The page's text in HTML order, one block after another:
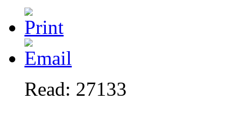
Read: 27133